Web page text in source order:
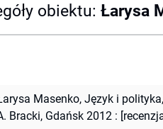
obiektu: Łarysa
Masenko, Język i
Bracki, Gdańsk 2012 :